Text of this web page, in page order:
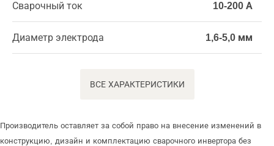
Сварочный ток 10-200 А
Диаметр электрода 1,6-5,0 мм
ВСЕ ХАРАКТЕРИСТИКИ
Производитель оставляет за собой право на внесение изменений в
конструкцию, дизайн и комплектацию сварочного инвертора без